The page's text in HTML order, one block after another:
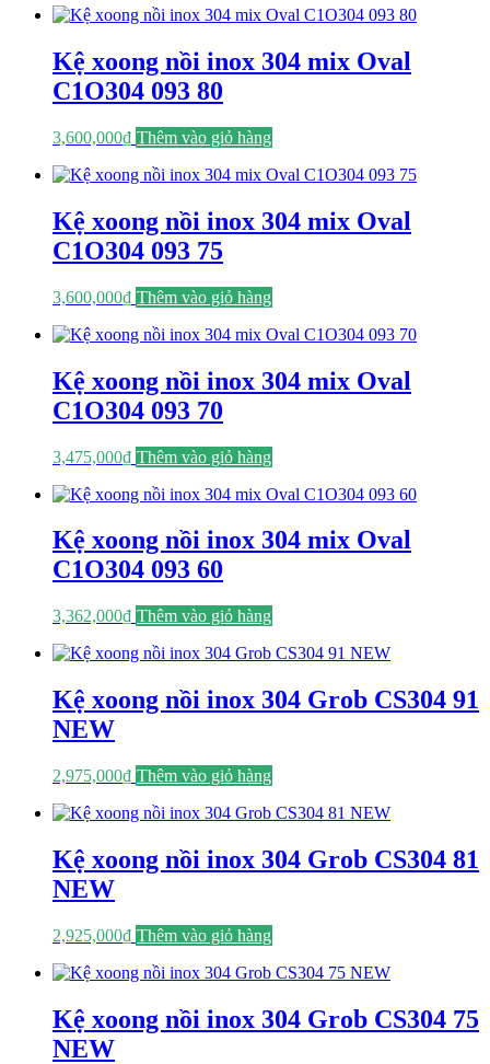
Kệ xoong nồi inox 304 mix Oval
C1O304 093 80
3,600,000₫ Thêm vào giỏ hàng
Kệ xoong nồi inox 304 mix Oval
C1O304 093 75
3,600,000₫ Thêm vào giỏ hàng
Kệ xoong nồi inox 304 mix Oval
C1O304 093 70
3,475,000₫ Thêm vào giỏ hàng
Kệ xoong nồi inox 304 mix Oval
C1O304 093 60
3,362,000₫ Thêm vào giỏ hàng
Kệ xoong nồi inox 304 Grob CS304 91
NEW
2,975,000₫ Thêm vào giỏ hàng
Kệ xoong nồi inox 304 Grob CS304 81
NEW
2,925,000₫ Thêm vào giỏ hàng
Kệ xoong nồi inox 304 Grob CS304 75
NEW